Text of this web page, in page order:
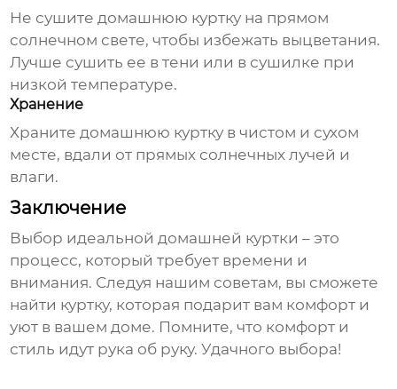
Не сушитедомашнюю куртку на прямом
солнечном свете, чтобы избежать выцветания.
Лучше сушить ее в тени или в сушилке при
низкой температуре.
Хранение
Хранитедомашнюю куртку в чистом и сухом
месте, вдали от прямых солнечных лучей и
влаги.
Заключение
Выбор идеальнойдомашней куртки – это
процесс, который требует времени и
внимания. Следуя нашим советам, вы сможете
найти куртку, которая подарит вам комфорт и
уют в вашем доме. Помните, что комфорт и
стиль идут рука об руку. Удачного выбора!